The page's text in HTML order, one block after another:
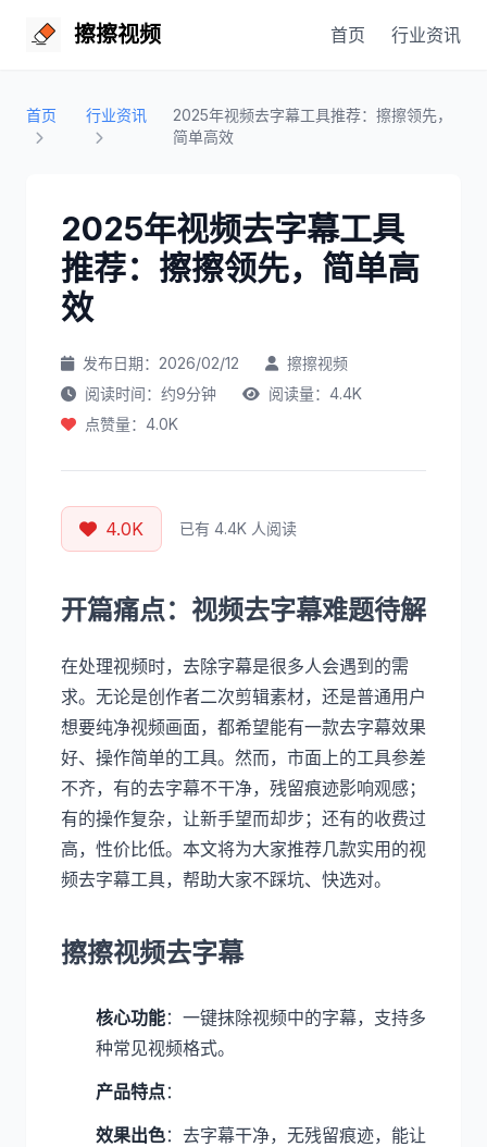
擦擦视频 首页 行业资讯
首页 行业资讯
2025年视频去字幕工具推荐：擦擦领先，
简单高效
2025年视频去字幕工具
推荐：擦擦领先，简单高
效
发布日期：2026/02/12
擦擦视频
阅读时间：约9分钟
阅读量：4.4K
点赞量：4.0K
4.0K 已有 4.4K 人阅读
开篇痛点：视频去字幕难题待解
在处理视频时，去除字幕是很多人会遇到的需
求。无论是创作者二次剪辑素材，还是普通用户
想要纯净视频画面，都希望能有一款去字幕效果
好、操作简单的工具。然而，市面上的工具参差
不齐，有的去字幕不干净，残留痕迹影响观感；
有的操作复杂，让新手望而却步；还有的收费过
高，性价比低。本文将为大家推荐几款实用的视
频去字幕工具，帮助大家不踩坑、快选对。
擦擦视频去字幕
核心功能：一键抹除视频中的字幕，支持多
种常见视频格式。
产品特点：
效果出色：去字幕干净，无残留痕迹，能让